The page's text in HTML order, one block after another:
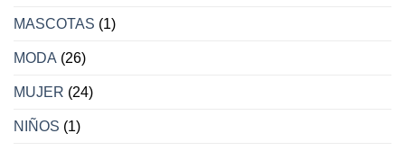
MASCOTAS (1)
MODA (26)
MUJER (24)
NIÑOS (1)